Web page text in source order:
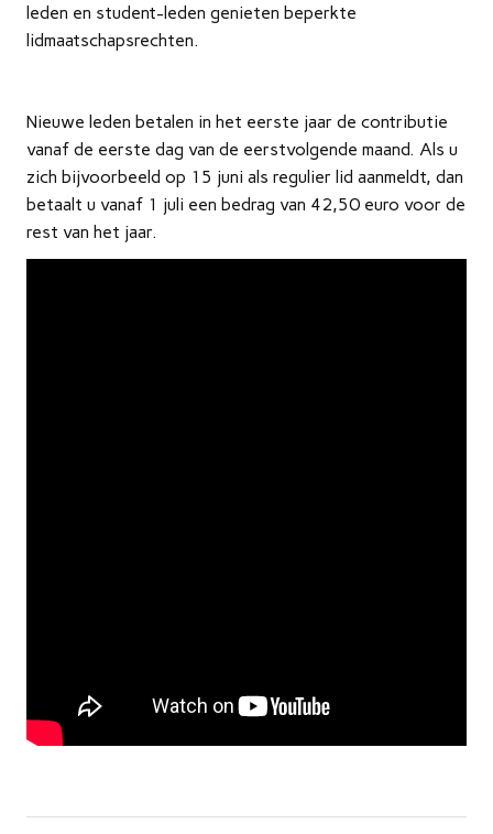
leden en student-leden genieten beperkte
lidmaatschapsrechten.
Nieuwe leden betalen in het eerste jaar de contributie
vanaf de eerste dag van de eerstvolgende maand. Als u
zich bijvoorbeeld op 15 juni als regulier lid aanmeldt, dan
betaalt u vanaf 1 juli een bedrag van 42,50 euro voor de
rest van het jaar.